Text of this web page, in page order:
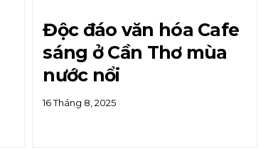
Độc đáo văn hóa Cafe
sáng ở Cần Thơ mùa
nước nổi
16 Tháng 8, 2025